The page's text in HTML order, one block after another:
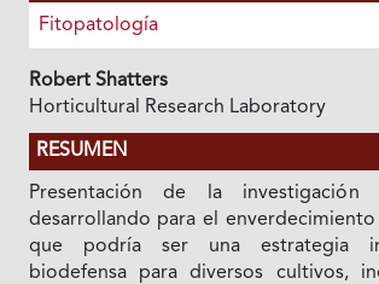
Fitopatología
Robert Shatters
Horticultural Research Laboratory
RESUMEN
Presentación de la
desarrollando para el
que podría ser una estrategia
biodefensa para diversos cultivos,